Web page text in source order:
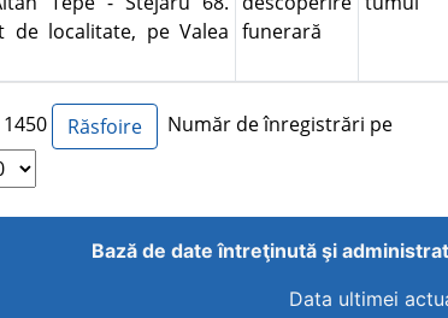
de localitate, pe Valea funerară
Număr de înregistrări pe
Bază de date întreţinută şi
Data ultimei